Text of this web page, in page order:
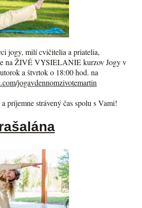
jogy, milí cvičitelia a priatelia,
na ŽIVÉ VYSIELANIE kurzov Jogy v
a štvrtok o 18:00 hod. na
jogavdennomzivotemartin
príjemne strávený čas spolu s Vami!